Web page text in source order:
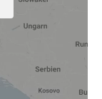
kein
von diesen
ist stets
erforderlich
oder